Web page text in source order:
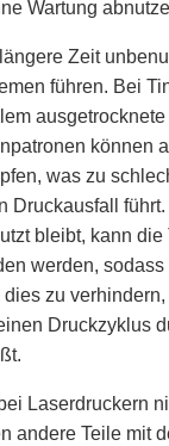
Wartung
Zeit
führen. Bei
können
was zu
Druckausfall
bleibt, kann
werden,
zu
Druckzyklus
Laserdruckern
andere Teile mit